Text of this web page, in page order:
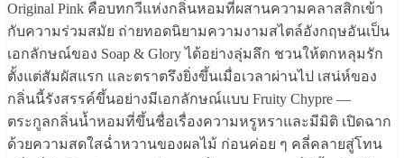
Original Pink คือบทกวีแห่งกลิ่นหอมที่ผสานความคลาสสิกเข้า
กับความร่วมสมัย ถ่ายทอดนิยามความงามสไตล์อังกฤษอันเป็น
เอกลักษณ์ของ Soap & Glory ได้อย่างลุ่มลึก ชวนให้ตกหลุมรัก
ตั้งแต่สัมผัสแรก และตราตรึงยิ่งขึ้นเมื่อเวลาผ่านไป เสน่ห์ของ
กลิ่นนี้รังสรรค์ขึ้นอย่างมีเอกลักษณ์แบบ Fruity Chypre —
ตระกูลกลิ่นน้ำหอมที่ขึ้นชื่อเรื่องความหรูหราและมีมิติ เปิดฉาก
ด้วยความสดใสฉ่ำหวานของผลไม้ ก่อนค่อย ๆ คลี่คลายสู่โทน